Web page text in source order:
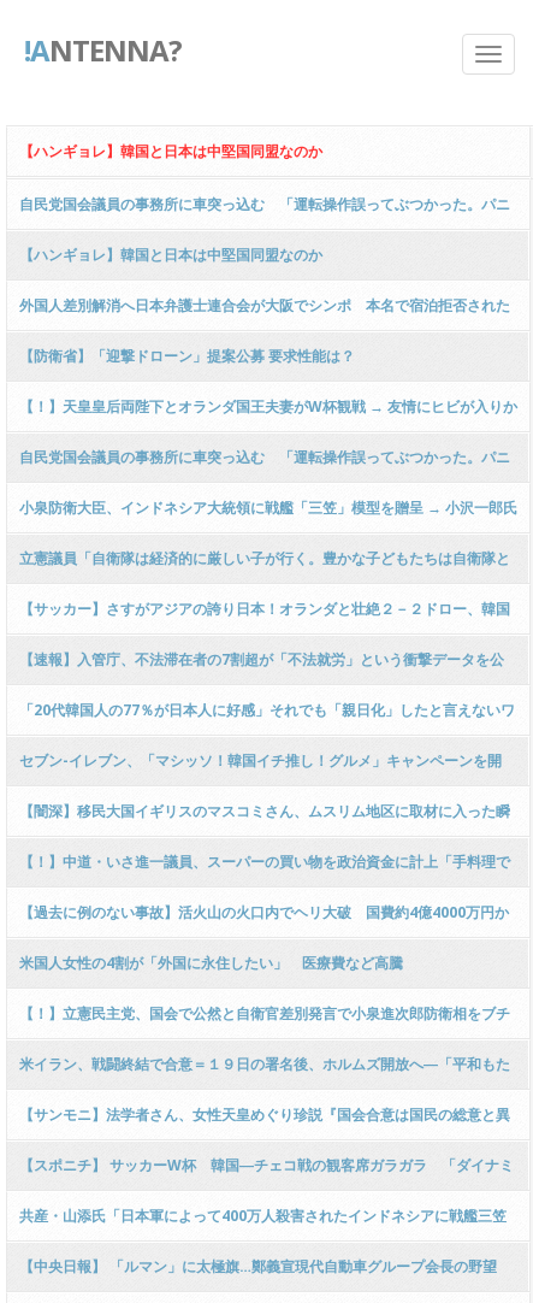
!ANTENNA?
【ハンギョレ】韓国と日本は中堅国同盟なのか
自民党国会議員の事務所に車突っ込む 「運転操作誤ってぶつかった。パニ
ックになって逃げた」韓国籍の65歳男逮捕 京都
【ハンギョレ】韓国と日本は中堅国同盟なのか
外国人差別解消へ日本弁護士連合会が大阪でシンポ 本名で宿泊拒否された
在日韓国人などの事例挙げる
【防衛省】「迎撃ドローン」提案公募 要求性能は？
【！】天皇皇后両陛下とオランダ国王夫妻がW杯観戦 → 友情にヒビが入りか
ねない状況の中、2-2ドローという神展開にネット大歓喜 ｗｗｗｗｗｗｗｗ
ｗｗｗｗｗｗ
自民党国会議員の事務所に車突っ込む 「運転操作誤ってぶつかった。パニ
ックになって逃げた」韓国籍の65歳男逮捕 京都
小泉防衛大臣、インドネシア大統領に戦艦「三笠」模型を贈呈 → 小沢一郎氏
「被害国にあげる必要ない！狂ってる！」 → ﾈｯﾄ「この大統領は著書で東郷
平八郎を大称賛…」
立憲議員「自衛隊は経済的に厳しい子が行く。豊かな子どもたちは自衛隊と
かなりませんよ！」→即訂正も小泉大臣「怒り」の猛反論
【サッカー】さすがアジアの誇り日本！オランダと壮絶２－２ドロー、韓国
ファンも大白熱 大谷も呼ぼう 韓日戦を見たい
【速報】入管庁、不法滞在者の7割超が「不法就労」という衝撃データを公
開「外国人雇い主は不起訴でも強制送還！」と方針示す → ﾈｯﾄ「日本人雇い
主は？」ｗｗｗｗｗｗｗｗ
「20代韓国人の77％が日本人に好感」それでも「親日化」したと言えないワ
ケ
セブン-イレブン、「マシッソ！韓国イチ推し！グルメ」キャンペーンを開
催 キンパ、チヂミなど
【闇深】移民大国イギリスのマスコミさん、ムスリム地区に取材に入った瞬
間 → カメラを回すことすら許されずこうなってしまう → ……
【！】中道・いさ進一議員、スーパーの買い物を政治資金に計上「手料理で
もてなすから経費！プライベートではない！」 ← 突っ込み殺到 ｗｗｗｗｗ
ｗｗｗｗｗｗｗ
【過去に例のない事故】活火山の火口内でヘリ大破 国費約4億4000万円か
けて機体引き上げ 15日から無人重機を遠隔操作 熊本・阿蘇中岳
米国人女性の4割が「外国に永住したい」 医療費など高騰
【！】立憲民主党、国会で公然と自衛官差別発言で小泉進次郎防衛相をブチ
ギレさせてしまい撤回に追い込まれる → ………
米イラン、戦闘終結で合意＝１９日の署名後、ホルムズ開放へ―「平和もた
らす」とトランプ氏
【サンモニ】法学者さん、女性天皇めぐり珍説『国会合意は国民の総意と異
なる！日本は男系親族社会ではなく、娘への相続が自然な庶民感覚だ！」ｗ
ｗｗｗｗｗｗｗｗｗｗｗ
【スポニチ】 サッカーW杯 韓国―チェコ戦の観客席ガラガラ 「ダイナミ
ックプライシング」導入影響か
共産・山添氏「日本軍によって400万人殺害されたインドネシアに戦艦三笠
の模型をギフトなんて迷惑だ」
【中央日報】 「ルマン」に太極旗…鄭義宣現代自動車グループ会長の野望